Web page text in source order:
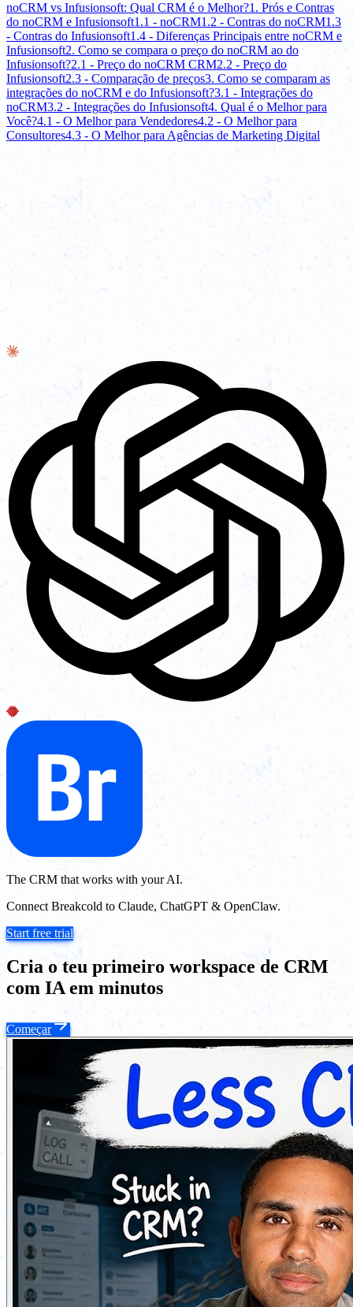
noCRM vs Infusionsoft: Qual CRM é o Melhor?1. Prós e Contras
do noCRM e Infusionsoft1.1 - noCRM1.2 - Contras do noCRM1.3
- Contras do Infusionsoft1.4 - Diferenças Principais entre noCRM e
Infusionsoft2. Como se compara o preço do noCRM ao do
Infusionsoft?2.1 - Preço do noCRM CRM2.2 - Preço do
Infusionsoft2.3 - Comparação de preços3. Como se comparam as
integrações do noCRM e do Infusionsoft?3.1 - Integrações do
noCRM3.2 - Integrações do Infusionsoft4. Qual é o Melhor para
Você?4.1 - O Melhor para Vendedores4.2 - O Melhor para
Consultores4.3 - O Melhor para Agências de Marketing Digital
The CRM that works with your AI.
Connect Breakcold to Claude, ChatGPT & OpenClaw.
Start free trial
Cria o teu primeiro workspace de CRM
com IA em minutos
Começar